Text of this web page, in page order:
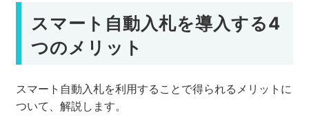
スマート自動入札を導入する4
つのメリット
スマート自動入札を利用することで得られるメリットに
ついて、解説します。